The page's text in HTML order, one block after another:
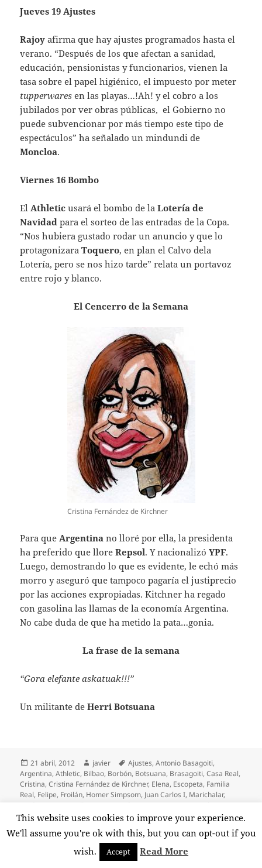
Jueves 19 Ajustes
Rajoy afirma que hay ajustes programados hasta el
verano. “Después de los que afectan a sanidad,
educación, pensionistas y funcionarios, vienen la
tasa sobre el papel higiénico, el impuesto por meter
tupperwares en las playas…!Ah! y el cobro a los
jubilados por ver obras públicas, el Gobierno no
puede subvencionar por más tiempo este tipo de
espectáculos” ha señalado un mindundi de
Moncloa.
Viernes 16 Bombo
ElAthletic usará el bombo de laLotería de
Navidad para el sorteo de las entradas de la Copa.
“Nos hubiera gustado rodar un anuncio y que lo
protagonizaraToquero, en plan el Calvo dela
Lotería, pero se nos hizo tarde” relata un portavoz
entre rojo y blanco.
El Cencerro de la Semana
Cristina Fernández de Kirchner
Para queArgentinano lloré por ella, la presidenta
ha preferido que lloreRepsol. Y nacionalizóYPF.
Luego, demostrando lo que es evidente, le echó más
morro y aseguró que tampoco pagaría el justiprecio
por las acciones expropiadas. Kitchner ha regado
con gasolina las llamas de la economía Argentina.
No cabe duda de que ha metido la pata…gonia.
La frase de la semana
“Gora elefante askatuak!!!”
Un militante deHerri Botsuana
Publicado
el
21 abril, 2012 Autor
javier Etiquetas
Ajustes,Antonio Basagoiti,
Argentina,Athletic, Bilbao, Borbón, Botsuana, Brasagoiti,Casa Real,
Cristina,Cristina Fernández de Kirchner, Elena, Escopeta, Familia
Real, Felipe, Froilán, Homer Simpsom, Juan Carlos I, Marichalar,
Medicamentos
Milhouse Patxi López Petroleo
PP,Rajoy,Recortes,Repsol,Supertorpez,Tiro,Urdangarin,Urkullu,
en La escopeta nacional
This website uses cookies to improve your experience.
We'll assume you're ok with this, but you can opt-out if you
wish.
Accept Read More